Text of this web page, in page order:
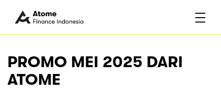
PROMO MEI 2025 DARI
ATOME